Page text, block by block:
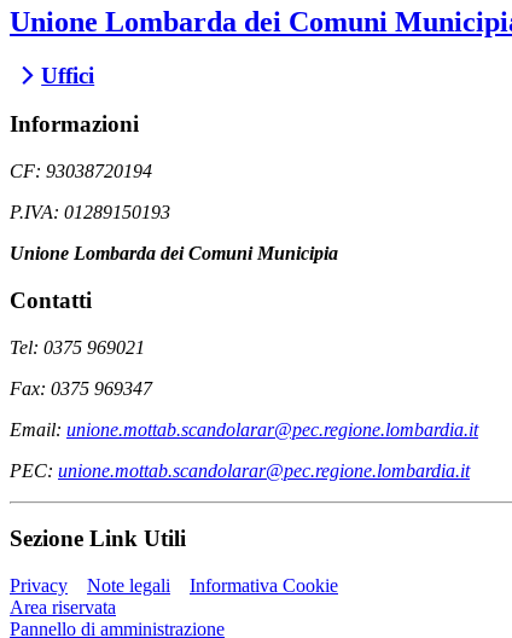
Unione Lombarda dei Comuni
Uffici
Informazioni
CF: 93038720194
P.IVA: 01289150193
Unione Lombarda dei Comuni Municipia
Contatti
Tel: 0375 969021
Fax: 0375 969347
Email: unione.mottab.scandolarar@pec.regione.lombardia.it
PEC: unione.mottab.scandolarar@pec.regione.lombardia.it
Sezione Link Utili
Privacy Note legali
Informativa Cookie
Area riservata
Pannello di amministrazione